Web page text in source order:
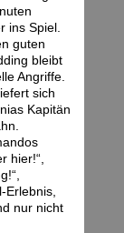
ins Spiel.
guten
bleibt
Angriffe.
sich
Kapitän
hier!“,
Erlebnis,
nur nicht